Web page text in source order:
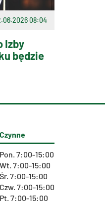
08:04
Izby
będzie
Czynne
Pon. 7:00-15:00
Wt. 7:00-15:00
Śr. 7:00-15:00
Czw. 7:00-15:00
Pt. 7:00-15:00